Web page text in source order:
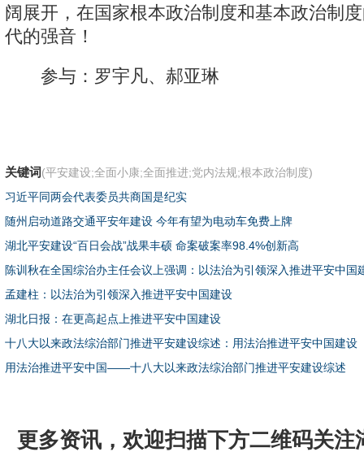
阔展开，在国家根本政治制度和基本政治制
代的强音！
参与：罗宇凡、郝亚琳
关键词(平安建设;全面小康;全面推进;党内法规;根本政治制度)
习近平同两会代表委员共商国是纪实
随州启动道路交通平安年建设 今年有望为电动车免费上牌
湖北平安建设“百日会战”战果丰硕 命案破案率98.4%创新高
陈训秋在全国综治办主任会议上强调：以法治为引领深入推进平安中国
孟建柱：以法治为引领深入推进平安中国建设
湖北日报：在更高起点上推进平安中国建设
十八大以来政法综治部门推进平安建设综述：用法治推进平安中国建设
用法治推进平安中国——十八大以来政法综治部门推进平安建设综述
更多资讯，欢迎扫描下方二维码关注